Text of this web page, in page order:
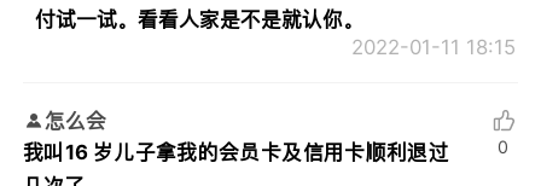
付试一试。看看人家是不是就认你。
2022-01-11 18:15
怎么会
我叫16 岁儿子拿我的会员卡及信用卡顺利退过
0